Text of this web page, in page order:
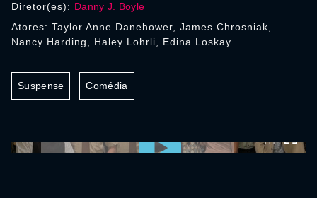
Diretor(es): Danny J. Boyle
Atores: Taylor Anne Danehower, James Chrosniak,
Nancy Harding, Haley Lohrli, Edina Loskay
Suspense Comédia